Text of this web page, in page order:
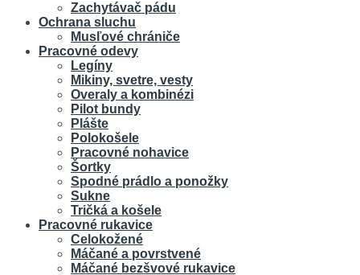
Zachytávač pádu
Ochrana sluchu
Musľové chrániče
Pracovné odevy
Legíny
Mikiny, svetre, vesty
Overaly a kombinézi
Pilot bundy
Plášte
Polokošele
Pracovné nohavice
Šortky
Spodné prádlo a ponožky
Sukne
Tričká a košele
Pracovné rukavice
Celokožené
Máčané a povrstvené
Máčané bezšvové rukavice